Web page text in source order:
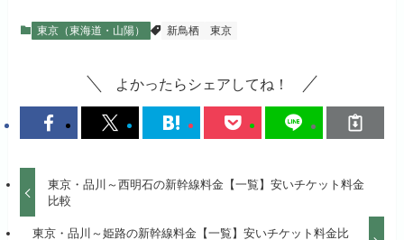
東京（東海道・山陽） 新鳥栖 東京
よかったらシェアしてね！
東京・品川～西明石の新幹線料金【一覧】安いチケット料金
比較
東京・品川～姫路の新幹線料金【一覧】安いチケット料金比